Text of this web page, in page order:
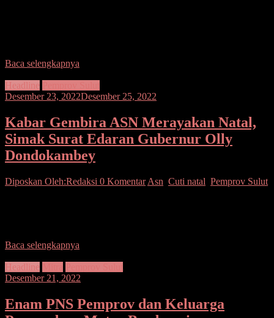
Baca selengkapnya
Headline
Desember 23, 2022Desember 25, 2022
Kabar Gembira ASN Merayakan Natal,
Simak Surat Edaran Gubernur Olly
Dondokambey
Diposkan Oleh:Redaksi 0 Komentar Asn Cuti natal Pemprov Sulut
Baca selengkapnya
Headline
Desember 21, 2022
Enam PNS Pemprov dan Keluarga